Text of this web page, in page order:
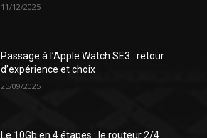
11/12/2025
Passage à l’Apple Watch SE3 : retour
d’expérience et choix
25/09/2025
Le 10Gb en 4 étapes : le routeur 2/4